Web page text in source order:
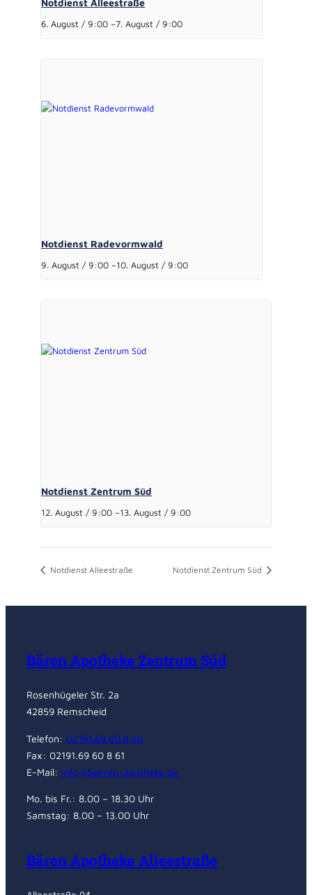
Notdienst Alleestraße
6. August / 9:00 –7. August / 9:00
Notdienst Radevormwald
9. August / 9:00 –10. August / 9:00
Notdienst Zentrum Süd
12. August / 9:00 –13. August / 9:00
Notdienst Alleestraße Notdienst Zentrum Süd
Bären Apotheke Zentrum Süd
Rosenhügeler Str. 2a
42859 Remscheid
Telefon: 02191.69 60 8 60
Fax: 02191.69 60 8 61
E-Mail: info@baeren-apotheke.de
Mo. bis Fr.: 8.00 – 18.30 Uhr
Samstag: 8.00 – 13.00 Uhr
Bären Apotheke Alleestraße